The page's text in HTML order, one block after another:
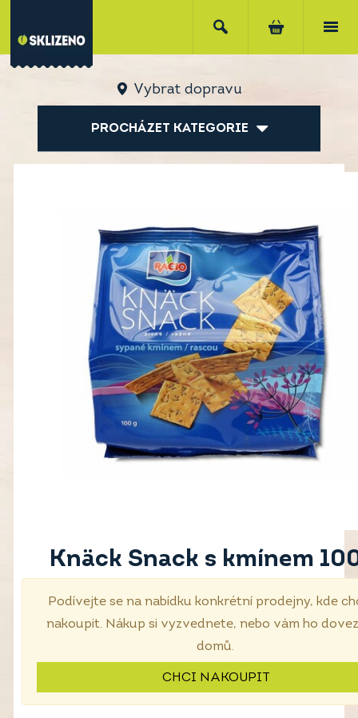
Vybrat dopravu
PROCHÁZET KATEGORIE
Knäck Snack s kmínem
Podívejte se na nabídku konkrétní prodejny, kde
nakoupit. Nákup si vyzvednete, nebo vám ho
domů.
CHCI NAKOUPIT